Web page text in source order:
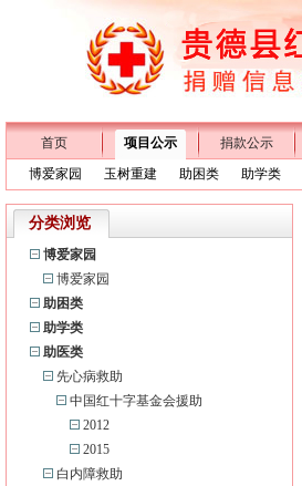
首页 项目公示 捐款公示
博爱家园
玉树重建 助困类 助学类
分类浏览
博爱家园
博爱家园
助困类
助学类
助医类
先心病救助
中国红十字基金会援助
2012
2015
白内障救助